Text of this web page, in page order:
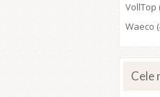
VollTop
Waeco
Cele